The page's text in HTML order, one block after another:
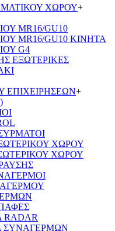
ΧΩΡΟΥ+
MR16/GU10
MR16/GU10 ΚΙΝΗΤΑ
G4
ΕΞΩΤΕΡΙΚΕΣ
ΕΠΙΧΕΙΡΗΣΕΩΝ+
ΧΩΡΟΥ
ΧΩΡΟΥ